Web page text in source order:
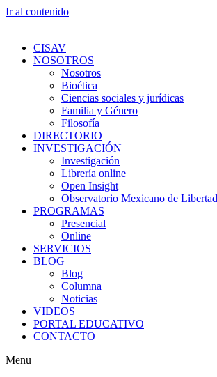
Ir al contenido
CISAV
NOSOTROS
Nosotros
Bioética
Ciencias sociales y jurídicas
Familia y Género
Filosofía
DIRECTORIO
INVESTIGACIÓN
Investigación
Librería online
Open Insight
Observatorio Mexicano de
PROGRAMAS
Presencial
Online
SERVICIOS
BLOG
Blog
Columna
Noticias
VIDEOS
PORTAL EDUCATIVO
CONTACTO
Menu